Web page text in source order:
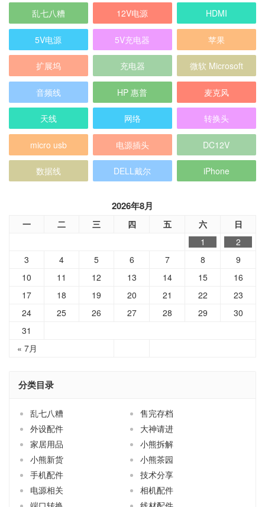
乱七八糟 12V电源 HDMI
5V电源 5V充电器 苹果
扩展坞 充电器 微软 Microsoft
音频线 HP 惠普 麦克风
天线 网络 转换头
micro usb 电源插头 DC12V
数据线 DELL戴尔 iPhone
2026年8月
一 二 三 四 五 六 日
« 7月
1
2
3
4 5 6 7 8
9
10
11 12 13 14 15
16
17
18 19 20 21 22
23
24
25 26 27 28 29
30
31
分类目录
乱七八糟
售完存档
外设配件
大神请进
家居用品
小熊拆解
小熊新货
小熊茶园
手机配件
技术分享
电源相关
相机配件